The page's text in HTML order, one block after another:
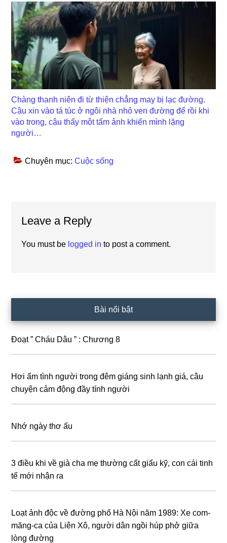
Chàng thanh niên đi từ thiện chẳng may bị lạc đường.
Cậu xin vào tá túc ở ngôi nhà nhỏ ven đường để rồi khi
vào trong, cậu thấy một tấm ảnh khiến mình lặng
người…
Chuyên mục:Cuộc sống
Interactions
Leave a Reply
You must be logged in to post a comment.
Sidebar
Bài nổi bật
Đoạt ” Cháu Dâu ” : Chương 8
Hơi ấm tình người trong đêm giáng sinh lạnh giá, câu
chuyện cảm động đầy tính người
Nhớ ngày thơ ấu
3 điều khi về già cha mẹ thường cất giấu kỹ, con cái tinh
tế mới nhận ɾa
Loạt ảnh độc về đường phố Hà Nội năm 1989: Xe com-
măng-ca của Liên Xô, người dân ngồi húp phở giữa
lòng đường